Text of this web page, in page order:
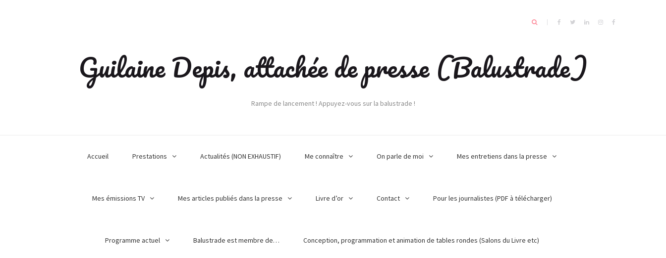
Guilaine Depis, attachée de presse (Balustrade)
Rampe de lancement ! Appuyez-vous sur la balustrade !
Accueil Prestations Actualités (NON EXHAUSTIF) Me connaître On parle de moi Mes entretiens dans la presse
Mes émissions TV Mes articles publiés dans la presse Livre d’or Contact Pour les journalistes (PDF à télécharger)
Programme actuel Balustrade est membre de… Conception, programmation et animation de tables rondes (Salons du Livre etc)